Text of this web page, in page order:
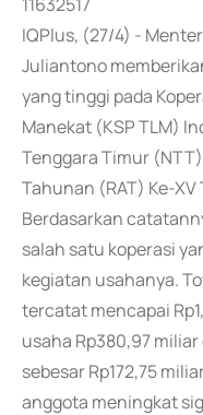
IQPlus, (27/4) -
Juliantono
yang tinggi pada
Manekat (KSP TLM)
Tenggara Timur
Tahunan (RAT) Ke-
Berdasarkan
salah satu koperasi
kegiatan usahanya.
tercatat mencapai
usaha Rp380,97
sebesar Rp172,75
anggota meningkat